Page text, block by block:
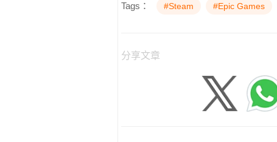
Tags： #Steam #Epic Games
分享文章